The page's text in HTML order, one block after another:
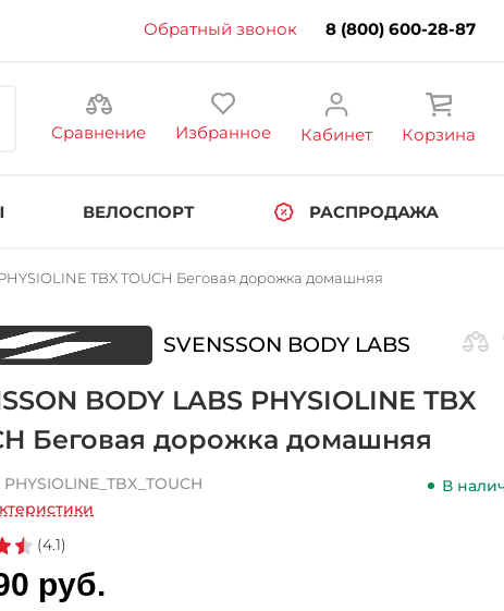
Обратный звонок 8 (800) 600-28-87
Сравнение Избранное Кабинет Корзина
ВЕЛОСПОРТ РАСПРОДАЖА
TBX TOUCH Беговая дорожка домашняя
SVENSSON BODY LABS
BODY LABS PHYSIOLINE TBX
Беговая дорожка домашняя
PHYSIOLINE_TBX_TOUCH
В
(4.1)
руб.